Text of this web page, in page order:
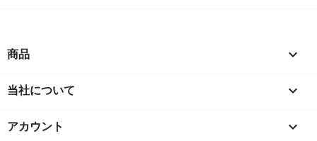
商品 
当社について 
アカウント 